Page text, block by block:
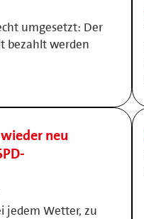
umgesetzt: Der
bezahlt werden
neu
jedem Wetter, zu